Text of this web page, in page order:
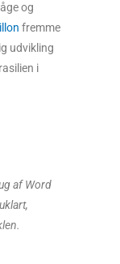
og
fremme
udvikling
i
af Word